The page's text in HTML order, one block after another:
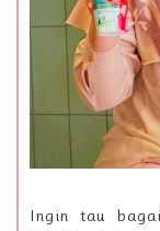
Ingin tau